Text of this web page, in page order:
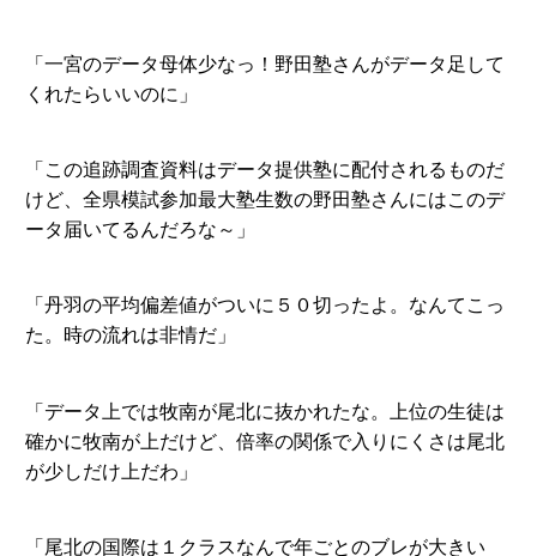
「一宮のデータ母体少なっ！野田塾さんがデータ足して
くれたらいいのに」
「この追跡調査資料はデータ提供塾に配付されるものだ
けど、全県模試参加最大塾生数の野田塾さんにはこのデ
ータ届いてるんだろな～」
「丹羽の平均偏差値がついに５０切ったよ。なんてこっ
た。時の流れは非情だ」
「データ上では牧南が尾北に抜かれたな。上位の生徒は
確かに牧南が上だけど、倍率の関係で入りにくさは尾北
が少しだけ上だわ」
「尾北の国際は１クラスなんで年ごとのブレが大きい